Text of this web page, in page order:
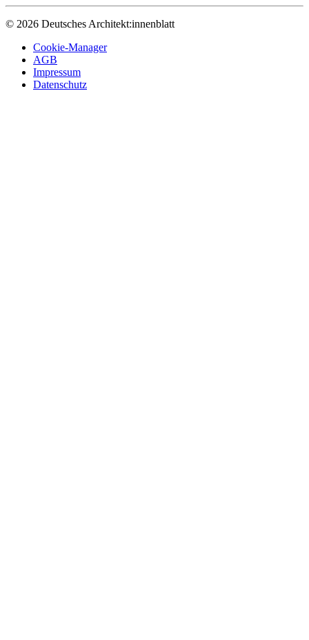
© 2026 Deutsches Architekt:innenblatt
Cookie-Manager
AGB
Impressum
Datenschutz